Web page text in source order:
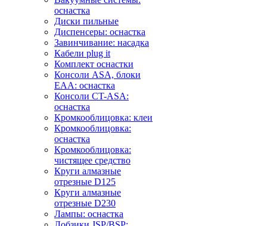
оснастка
Диски пильные
Диспенсеры: оснастка
Завинчивание: насадка
Кабели plug it
Комплект оснастки
Консоли ASA, блоки
EAA: оснастка
Консоли CT-ASA:
оснастка
Кромкооблицовка: клеи
Кромкооблицовка:
оснастка
Кромкооблицовка:
чистящее средство
Круги алмазные
отрезные D125
Круги алмазные
отрезные D230
Лампы: оснастка